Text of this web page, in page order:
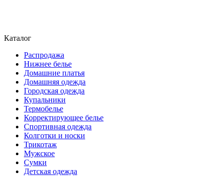
Каталог
Распродажа
Нижнее белье
Домашние платья
Домашняя одежда
Городская одежда
Купальники
Термобелье
Корректирующее белье
Спортивная одежда
Колготки и носки
Трикотаж
Мужское
Сумки
Детская одежда